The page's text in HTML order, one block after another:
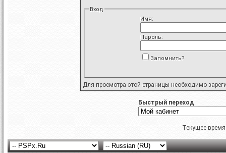
Вход
Имя:
Пароль:
Запомнить?
Для просмотра этой страницы необходимо
Быстрый переход
Текущее